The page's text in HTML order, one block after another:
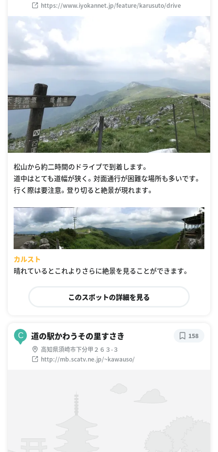
https://www.iyokannet.jp/feature/karusuto/drive
松山から約二時間のドライブで到着します。
道中はとても道幅が狭く。対面通行が困難な場所も多いです。
行く際は要注意。登り切ると絶景が現れます。
カルスト
晴れているとこれよりさらに絶景を見ることができます。
このスポットの詳細を見る
C 道の駅かわうその里すさき
高知県須崎市下分甲２６３-３
http://mb.scatv.ne.jp/~kawauso/
158